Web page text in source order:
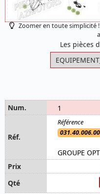
Zoomer en toute simplicité
Les pièces
1
GROUPE